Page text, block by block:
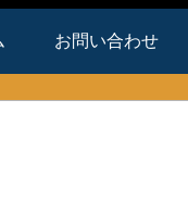
お問い合わせ